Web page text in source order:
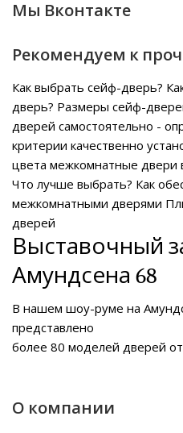
Мы Вконтакте
Рекомендуем к
Как выбрать сейф-дверь?
дверь? Размеры сейф-
дверей самостоятельно -
критерии качественно
цвета межкомнатные двери
Что лучше выбрать? Как
межкомнатными дверями
дверей
Выставочный
Амундсена 68
В нашем шоу-руме на
представлено
более 80 моделей дверей
О компании